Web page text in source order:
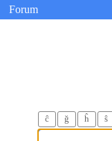
Forum
ĉ ğ ĥ ŝ